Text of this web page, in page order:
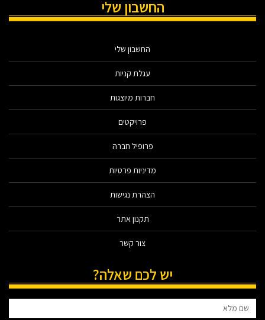
החשבון שלי
החשבון שלי
עגלת קניות
חברות מיוצגות
פרויקטים
פרופיל חברה
מדיניות פרטיות
הצהרת נגישות
תקנון אתר
צור קשר
יש לכם שאלה?